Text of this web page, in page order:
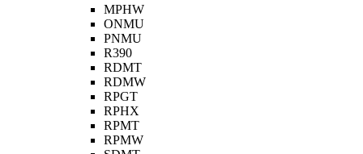
MPHW
ONMU
PNMU
R390
RDMT
RDMW
RPGT
RPHX
RPMT
RPMW